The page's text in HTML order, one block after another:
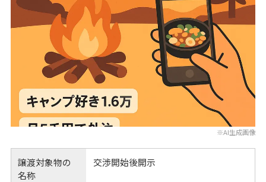
※AI生成画像
譲渡対象物の
名称
交渉開始後開示